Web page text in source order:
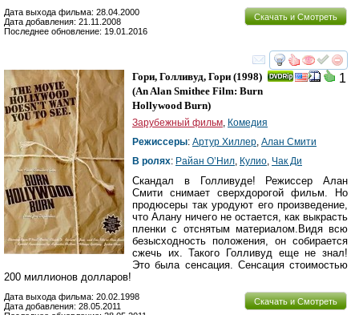
Скачать и Смотреть
Дата выхода фильма: 28.04.2000
Дата добавления: 21.11.2008
Последнее обновление: 19.01.2016
смотреть
1
Гори, Голливуд, Гори (1998)
(An Alan Smithee Film: Burn
Hollywood Burn)
Зарубежный фильм, Комедия
Режиссеры: Артур Хиллер, Алан Смити
В ролях: Райан О’Нил, Кулио, Чак Ди
Скандал в Голливуде! Режиссер Алан
Смити снимает сверхдорогой фильм. Но
продюсеры так уродуют его произведение,
что Алану ничего не остается, как выкрасть
пленки с отснятым материалом.Видя всю
безысходность положения, он собирается
сжечь их. Такого Голливуд еще не знал!
Это была сенсация. Сенсация стоимостью
200 миллионов долларов!
Скачать и Смотреть
Дата выхода фильма: 20.02.1998
Дата добавления: 28.05.2011